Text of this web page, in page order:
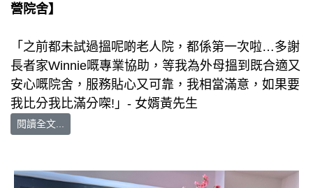
營院舍】
「之前都未試過搵呢啲老人院，都係第一次啦…多謝
長者家Winnie嘅專業協助，等我為外母搵到既合適又
安心嘅院舍，服務貼心又可靠，我相當滿意，如果要
我比分我比滿分㗎!」- 女婿黃先生
閱讀全文...